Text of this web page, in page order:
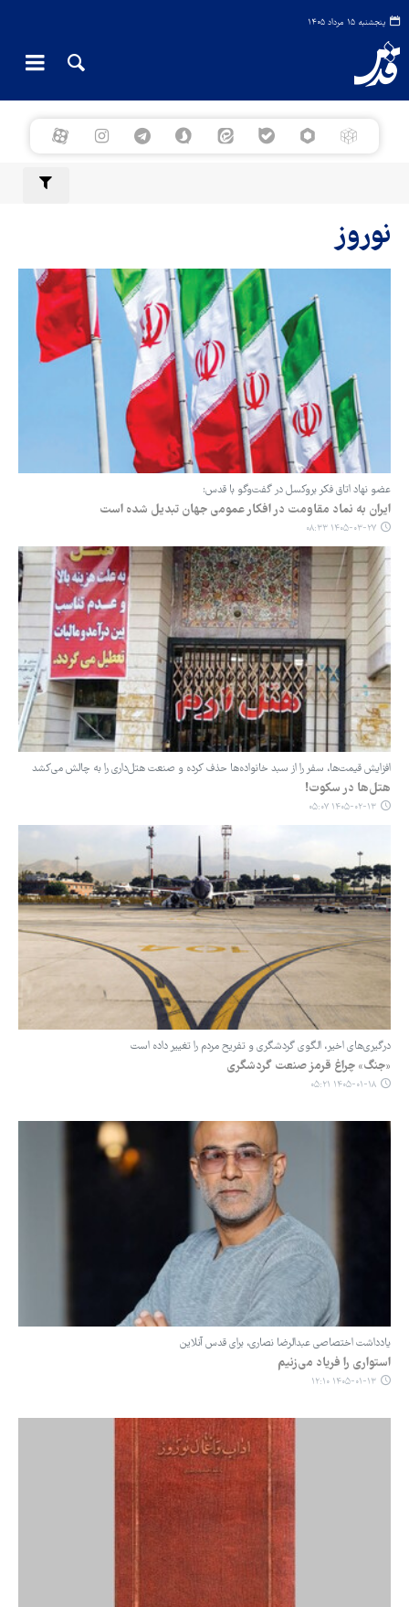
پنجشنبه ۱۵ مرداد ۱۴۰۵
نوروز
عضو نهاد اتاق فکر بروکسل در گفت‌وگو با قدس:
ایران به نماد مقاومت در افکار عمومی جهان تبدیل شده است
۱۴۰۵-۰۳-۲۷ ۰۸:۳۳
افزایش قیمت‌ها، سفر را از سبد خانواده‌ها حذف کرده و صنعت هتل‌داری را به چالش می‌کشد
هتل‌ها در سکوت!
۱۴۰۵-۰۲-۱۳ ۰۵:۰۷
درگیری‌های اخیر، الگوی گردشگری و تفریح مردم را تغییر داده است
«جنگ» چراغ قرمز صنعت گردشگری
۱۴۰۵-۰۱-۱۸ ۰۵:۲۱
یادداشت اختصاصی عبدالرضا نصاری، برای قدس آنلاین
استواری را فریاد می‌زنیم
۱۴۰۵-۰۱-۱۳ ۱۲:۱۰